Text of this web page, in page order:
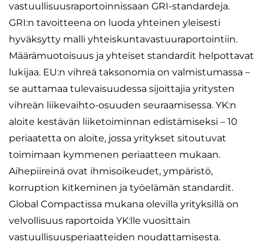
vastuullisuusraportoinnissaan GRI-standardeja.
GRI:n tavoitteena on luoda yhteinen yleisesti
hyväksytty malli yhteiskuntavastuuraportointiin.
Määrämuotoisuus ja yhteiset standardit helpottavat
lukijaa. EU:n vihreä taksonomia on valmistumassa –
se auttamaa tulevaisuudessa sijoittajia yritysten
vihreän liikevaihto-osuuden seuraamisessa. YK:n
aloite kestävän liiketoiminnan edistämiseksi – 10
periaatetta on aloite, jossa yritykset sitoutuvat
toimimaan kymmenen periaatteen mukaan.
Aihepiireinä ovat ihmisoikeudet, ympäristö,
korruption kitkeminen ja työelämän standardit.
Global Compactissa mukana olevilla yrityksillä on
velvollisuus raportoida YK:lle vuosittain
vastuullisuusperiaatteiden noudattamisesta.